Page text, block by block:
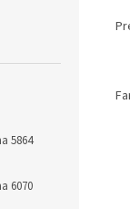
5864
6070